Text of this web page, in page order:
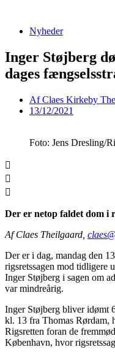
indholdNyheder
Inger Støjberg
dages
AfClaes Kirkeby
13/12/2021
Foto: Jens Dresling/
Der er netop faldet dom i
Af Claes Theilgaard,
Der er i dag, mandag den
rigsretssagen mod tidligere
Inger Støjberg i sagen om
var mindreårig.
Inger Støjberg bliver idømt
kl. 13 fra Thomas Rørdam,
Rigsretten foran de
København, hvor